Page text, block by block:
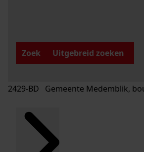
Zoek
Uitgebreid zoeken
2429-BD Gemeente Medemblik,